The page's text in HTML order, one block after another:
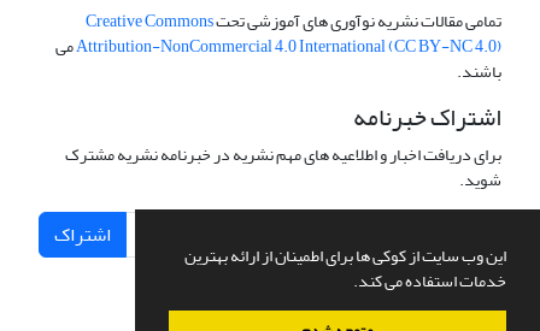
این وب سایت از کوکی ها برای اطمینان از ارائه بهترین
خدمات استفاده می کند.
تمامی مقالات نشریه نوآوری های آموزشی تحتCreative Commons
Attribution-NonCommercial 4.0 International (CC BY-NC 4.0)می
باشند.
اشتراک خبرنامه
برای دریافت اخبار و اطلاعیه های مهم نشریه در خبرنامه نشریه مشترک
شوید.
اشتراک